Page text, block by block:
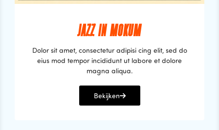
JAZZ IN MOKUM
Dolor sit amet, consectetur adipisi cing elit, sed do
eius mod tempor incididunt ut labore et dolore
magna aliqua.
Bekijken